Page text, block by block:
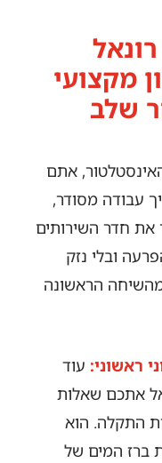
מקצועי
שלב
אתם
עבודה מסודר,
את חדר השירותים
ובלי נזק
הראשונה
ראשוני: עוד
אתכם שאלות
התקלה. הוא
ברז המים של